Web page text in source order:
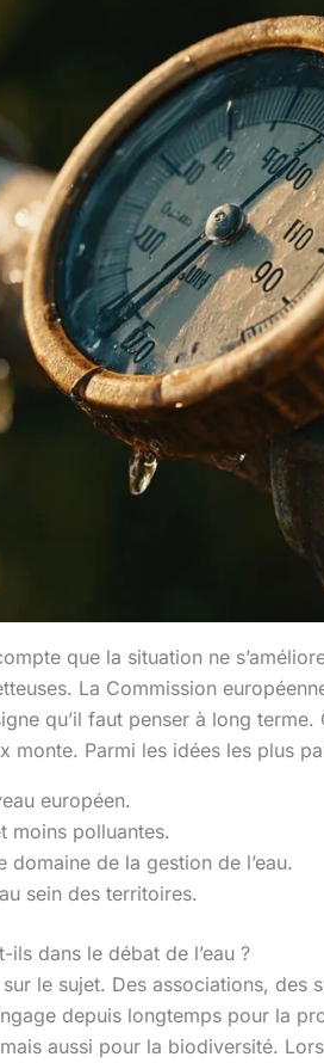
que la situation ne
La Commission
qu’il faut penser à long
monte. Parmi les idées les plus
européen.
moins polluantes.
de la gestion de l’eau.
sein des territoires.
dans le débat de l’eau ?
le sujet. Des associations, des
depuis longtemps pour la
aussi pour la biodiversité. Lors